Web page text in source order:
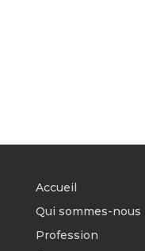
Accueil
Qui sommes-nous
Profession